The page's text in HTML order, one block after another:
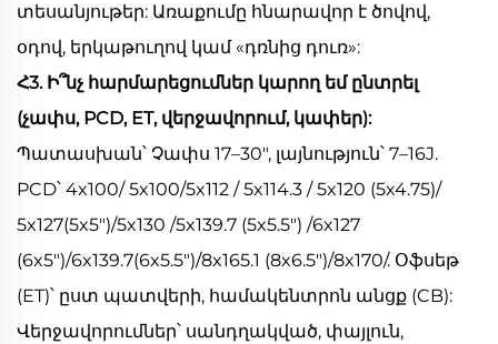
տեսանյութեր: Առաքումը հնարավոր է ծովով,
օդով, երկաթուղով կամ «դռնից դուռ»:
Հ3. Ի՞նչ հարմարեցումներ կարող եմ ընտրել
(չափս, PCD, ET, վերջավորում, կափեր):
Պատասխան՝ Չափս 17–30", լայնություն՝ 7–16J.
PCD՝ 4x100/ 5x100/5x112 / 5x114.3 / 5x120 (5x4.75)/
5x127(5x5")/5x130 /5x139.7 (5x5.5") /6x127
(6x5")/6x139.7(6x5.5")/8x165.1 (8x6.5")/8x170/. Օֆսեթ
(ET)՝ ըստ պատվերի, համակենտրոն անցք (CB):
Վերջավորումներ՝ սանդղակված, փայլուն,